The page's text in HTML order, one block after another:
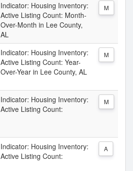
Indicator: Housing Inventory:
Active Listing Count: Month-
Over-Month in Lee County,
AL
M
Indicator: Housing Inventory:
Active Listing Count: Year-
Over-Year in Lee County, AL
M
Indicator: Housing Inventory:
Active Listing Count:
M
Indicator: Housing Inventory:
Active Listing Count:
A